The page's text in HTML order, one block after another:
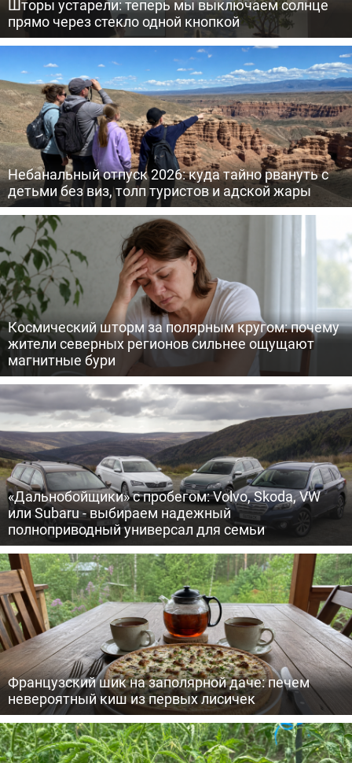
Шторы устарели: теперь мы выключаем солнце
прямо через стекло одной кнопкой
Небанальный отпуск 2026: куда тайно рвануть с
детьми без виз, толп туристов и адской жары
Космический шторм за полярным кругом: почему
жители северных регионов сильнее ощущают
магнитные бури
«Дальнобойщики» с пробегом: Volvo, Skoda, VW
или Subaru - выбираем надежный
полноприводный универсал для семьи
Французский шик на заполярной даче: печем
невероятный киш из первых лисичек